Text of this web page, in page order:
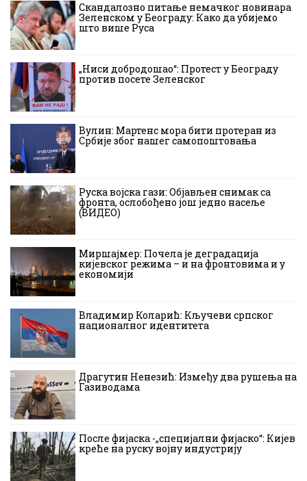
Скандалозно питање немачког новинара
Зеленском у Београду: Како да убијемо
што више Руса
„Ниси добродошао“: Протест у Београду
против посете Зеленског
Вулин: Мартенс мора бити протеран из
Србије због нашег самопоштовања
Руска војска гази: Објављен снимак са
фронта, ослобођено још једно насеље
(ВИДЕО)
Миршајмер: Почела је деградација
кијевског режима – и на фронтовима и у
економији
Владимир Коларић: Кључеви српског
националног идентитета
Драгутин Ненезић: Између два рушења на
Газиводама
После фијаска -„специјални фијаско“: Кијев
креће на руску војну индустрију